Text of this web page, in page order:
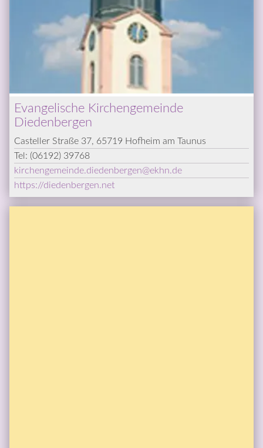
Evangelische Kirchengemeinde
Diedenbergen
Casteller Straße 37, 65719 Hofheim am Taunus
Tel: (06192) 39768
kirchengemeinde.diedenbergen@­ekhn.de
https://diedenbergen.net